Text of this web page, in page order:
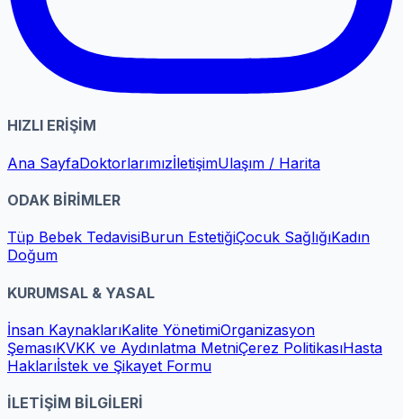
HIZLI ERİŞİM
Ana SayfaDoktorlarımızİletişimUlaşım / Harita
ODAK BİRİMLER
Tüp Bebek TedavisiBurun EstetiğiÇocuk SağlığıKadın
Doğum
KURUMSAL & YASAL
İnsan KaynaklarıKalite YönetimiOrganizasyon
ŞemasıKVKK ve Aydınlatma MetniÇerez PolitikasıHasta
Haklarıİstek ve Şikayet Formu
İLETİŞİM BİLGİLERİ